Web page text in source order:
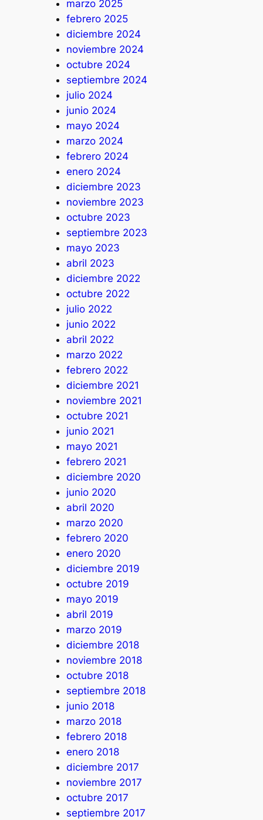
marzo 2025
febrero 2025
diciembre 2024
noviembre 2024
octubre 2024
septiembre 2024
julio 2024
junio 2024
mayo 2024
marzo 2024
febrero 2024
enero 2024
diciembre 2023
noviembre 2023
octubre 2023
septiembre 2023
mayo 2023
abril 2023
diciembre 2022
octubre 2022
julio 2022
junio 2022
abril 2022
marzo 2022
febrero 2022
diciembre 2021
noviembre 2021
octubre 2021
junio 2021
mayo 2021
febrero 2021
diciembre 2020
junio 2020
abril 2020
marzo 2020
febrero 2020
enero 2020
diciembre 2019
octubre 2019
mayo 2019
abril 2019
marzo 2019
diciembre 2018
noviembre 2018
octubre 2018
septiembre 2018
junio 2018
marzo 2018
febrero 2018
enero 2018
diciembre 2017
noviembre 2017
octubre 2017
septiembre 2017